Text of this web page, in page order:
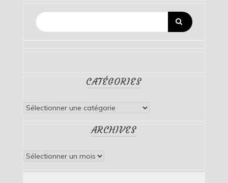
CATÉGORIES
Catégories
ARCHIVES
Archives